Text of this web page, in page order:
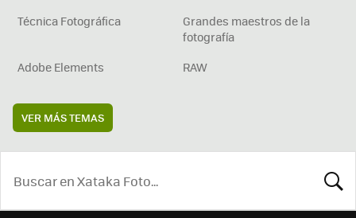
Técnica Fotográfica
Grandes maestros de la
fotografía
Adobe Elements
RAW
VER MÁS TEMAS